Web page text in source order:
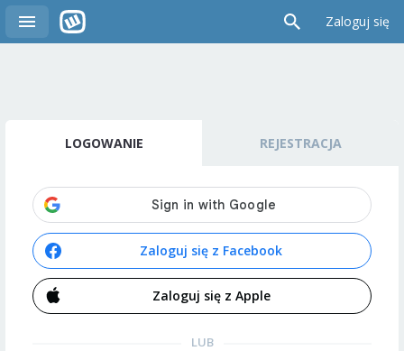
Zaloguj się
LOGOWANIE REJESTRACJA
Zaloguj się z Facebook
Zaloguj się z Apple
LUB